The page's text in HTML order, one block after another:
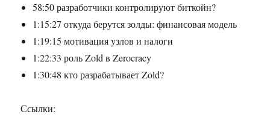
58:50 разработчики контролируют биткойн?
1:15:27 откуда берутся золды: финансовая модель
1:19:15 мотивация узлов и налоги
1:22:33 роль Zold в Zerocracy
1:30:48 кто разрабатывает Zold?
Ссылки: